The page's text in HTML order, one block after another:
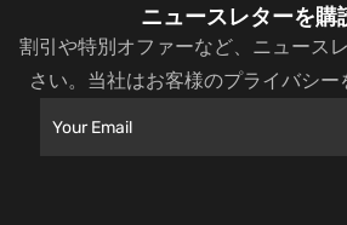
ニュースレターを購
割引や特別オファーなど、ニュース
さい。当社はお客様のプライバシー